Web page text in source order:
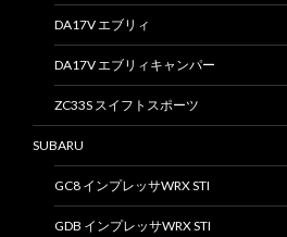
DA17V エブリィ
DA17V エブリィキャンパー
ZC33S スイフトスポーツ
SUBARU
GC8 インプレッサWRX STI
GDB インプレッサWRX STI